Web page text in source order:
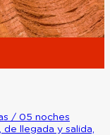
/ 05 noches
de llegada y salida,